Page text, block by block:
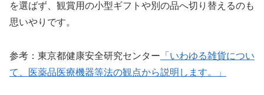
を選ばず、観賞用の小型ギフトや別の品へ切り替えるのも
思いやりです。
参考：東京都健康安全研究センター 「いわゆる雑貨につい
て、医薬品医療機器等法の観点から説明します。」